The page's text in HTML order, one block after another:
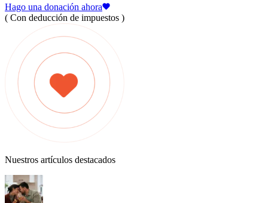
Hago una donación ahora
( Con deducción de impuestos )
Nuestros artículos destacados